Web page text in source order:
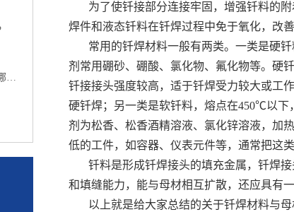
为了使钎接部分连接牢固，增强钎料的
焊件和液态钎料在钎焊过程中免于氧化，改
常用的钎焊材料一般有两类。一类是硬
剂常用硼砂、硼酸、氯化物、氟化物等。硬
钎接接头强度较高，适于钎焊受力较大或工
硬钎焊；另一类是软钎料，熔点在450℃以
剂为松香、松香酒精溶液、氯化锌溶液，加
低的工件，如容器、仪表元件等，通常把这
钎料是形成钎焊接头的填充金属，钎焊
和填缝能力，能与母材相互扩散，还应具有
以上就是给大家总结的关于钎焊材料与